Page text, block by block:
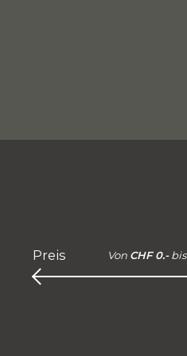
Preis Von CHF 0.- bis